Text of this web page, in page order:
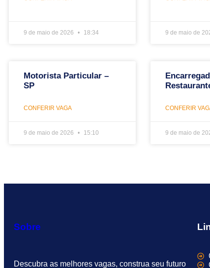
9 de maio de 2026 18:34 9 de maio de
Motorista Particular –
SP
CONFERIR VAGA
9 de maio de 2026 15:10
CONFERIR
9 de maio de
Sobre
Descubra as melhores vagas, construa seu futuro